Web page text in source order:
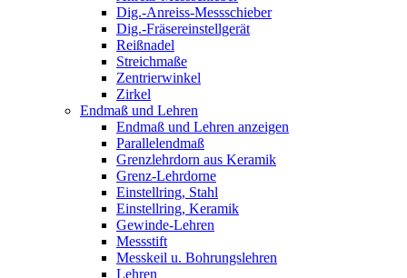
Dig.-Anreiss-Messschieber
Dig.-Fräsereinstellgerät
Reißnadel
Streichmaße
Zentrierwinkel
Zirkel
Endmaß und Lehren
Endmaß und Lehren anzeigen
Parallelendmaß
Grenzlehrdorn aus Keramik
Grenz-Lehrdorne
Einstellring, Stahl
Einstellring, Keramik
Gewinde-Lehren
Messstift
Messkeil u. Bohrungslehren
Lehren